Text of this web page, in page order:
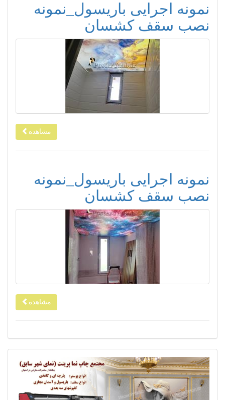
نمونه اجرایی باریسول_نمونه
نصب سقف کشسان
مشاهده
نمونه اجرایی باریسول_نمونه
نصب سقف کشسان
مشاهده